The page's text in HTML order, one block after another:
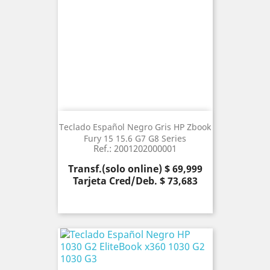
Teclado Español Negro Gris HP Zbook
Fury 15 15.6 G7 G8 Series
Ref.: 2001202000001
Precio
Transf.(solo online) $ 69,999
Tarjeta Cred/Deb. $ 73,683